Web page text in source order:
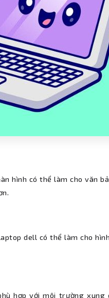
hình có thể làm cho văn
dell có thể làm cho
hợp với môi trường